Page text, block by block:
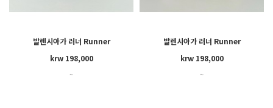
발렌시아가 러너 Runner
krw 198,000
~
발렌시아가 러너 Runner
krw 198,000
~